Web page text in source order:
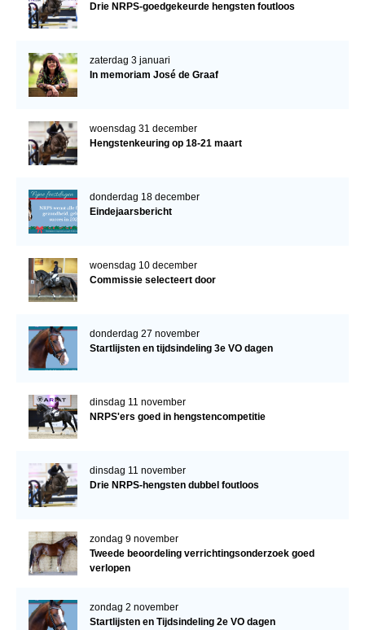
Drie NRPS-goedgekeurde hengsten foutloos
zaterdag 3 januari
In memoriam José de Graaf
woensdag 31 december
Hengstenkeuring op 18-21 maart
donderdag 18 december
Eindejaarsbericht
woensdag 10 december
Commissie selecteert door
donderdag 27 november
Startlijsten en tijdsindeling 3e VO dagen
dinsdag 11 november
NRPS'ers goed in hengstencompetitie
dinsdag 11 november
Drie NRPS-hengsten dubbel foutloos
zondag 9 november
Tweede beoordeling verrichtingsonderzoek goed
verlopen
zondag 2 november
Startlijsten en Tijdsindeling 2e VO dagen